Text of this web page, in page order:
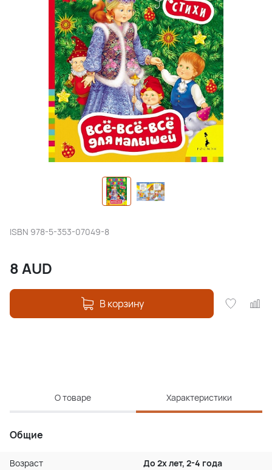
ISBN 978-5-353-07049-8
8AUD
В корзину
О товаре Характеристики
Общие
Возраст
До 2х лет, 2-4 года